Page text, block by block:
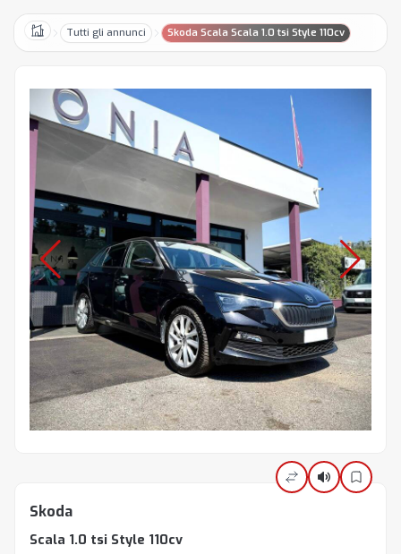
HomeTutti gli annunci Skoda Scala Scala 1.0 tsi Style 110cv
Skoda
Scala 1.0 tsi Style 110cv